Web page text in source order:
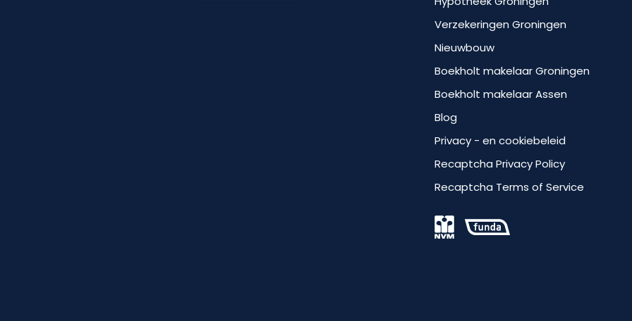
Verzekeringen Groningen
Nieuwbouw
Boekholt makelaar Groningen
Boekholt makelaar Assen
Blog
Privacy - en cookiebeleid
Recaptcha Privacy Policy
Recaptcha Terms of Service